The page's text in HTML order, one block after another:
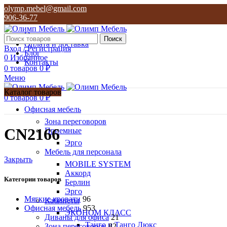
olymp.mebel@gmail.com
906-36-77
О нас
Оплата и доставка
Блог
Контакты
Поиск
Вход / Регистрация
0 Избранное
0 товаров 0₽
Меню
0товаров 0₽
Каталог товаров
Офисная мебель
Зона переговоров
Приемные
Эрго
Мебель для персонала
MOBILE SYSTEM
Аккорд
Берлин
Эрго
Кабинеты
ЭКОНОМ КЛАСС
Танго и Танго Люкс
CN2166
Закрыть
Категории товаров
Мягкие кровати 96
Офисная мебель 953
Диваны для офиса 21